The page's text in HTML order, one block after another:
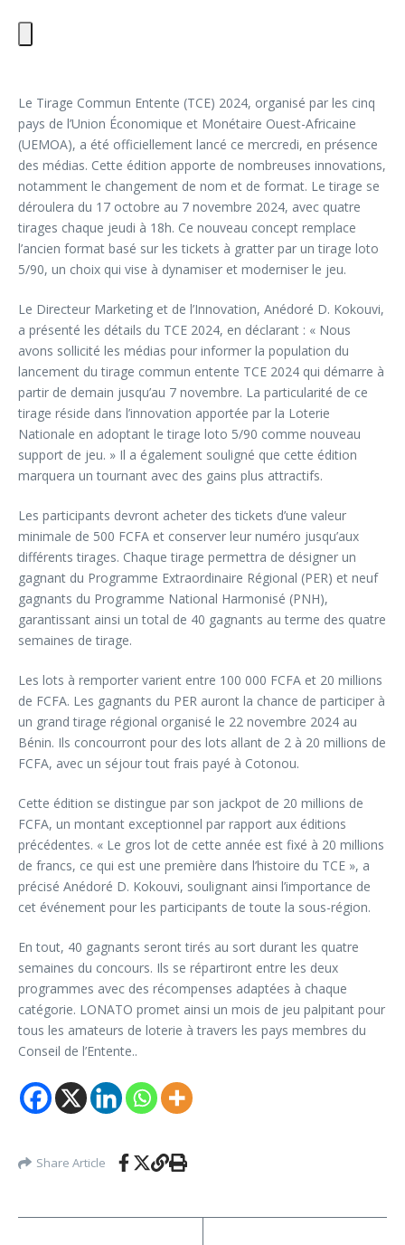
Le Tirage Commun Entente (TCE) 2024, organisé par les cinq
pays de l’Union Économique et Monétaire Ouest-Africaine
(UEMOA), a été officiellement lancé ce mercredi, en présence
des médias. Cette édition apporte de nombreuses innovations,
notamment le changement de nom et de format. Le tirage se
déroulera du 17 octobre au 7 novembre 2024, avec quatre
tirages chaque jeudi à 18h. Ce nouveau concept remplace
l’ancien format basé sur les tickets à gratter par un tirage loto
5/90, un choix qui vise à dynamiser et moderniser le jeu.
Le Directeur Marketing et de l’Innovation, Anédoré D. Kokouvi,
a présenté les détails du TCE 2024, en déclarant : « Nous
avons sollicité les médias pour informer la population du
lancement du tirage commun entente TCE 2024 qui démarre à
partir de demain jusqu’au 7 novembre. La particularité de ce
tirage réside dans l’innovation apportée par la Loterie
Nationale en adoptant le tirage loto 5/90 comme nouveau
support de jeu. » Il a également souligné que cette édition
marquera un tournant avec des gains plus attractifs.
Les participants devront acheter des tickets d’une valeur
minimale de 500 FCFA et conserver leur numéro jusqu’aux
différents tirages. Chaque tirage permettra de désigner un
gagnant du Programme Extraordinaire Régional (PER) et neuf
gagnants du Programme National Harmonisé (PNH),
garantissant ainsi un total de 40 gagnants au terme des quatre
semaines de tirage.
Les lots à remporter varient entre 100 000 FCFA et 20 millions
de FCFA. Les gagnants du PER auront la chance de participer à
un grand tirage régional organisé le 22 novembre 2024 au
Bénin. Ils concourront pour des lots allant de 2 à 20 millions de
FCFA, avec un séjour tout frais payé à Cotonou.
Cette édition se distingue par son jackpot de 20 millions de
FCFA, un montant exceptionnel par rapport aux éditions
précédentes. « Le gros lot de cette année est fixé à 20 millions
de francs, ce qui est une première dans l’histoire du TCE », a
précisé Anédoré D. Kokouvi, soulignant ainsi l’importance de
cet événement pour les participants de toute la sous-région.
En tout, 40 gagnants seront tirés au sort durant les quatre
semaines du concours. Ils se répartiront entre les deux
programmes avec des récompenses adaptées à chaque
catégorie. LONATO promet ainsi un mois de jeu palpitant pour
tous les amateurs de loterie à travers les pays membres du
Conseil de l’Entente..
Share Article